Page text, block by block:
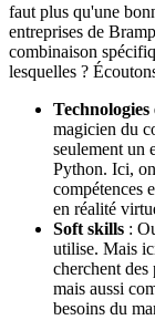
faut plus qu'une
entreprises de
combinaison
lesquelles ?
magicien du
seulement un
Python. Ici,
compétences
en réalité
Soft skills :
utilise. Mais
cherchent des
mais aussi
besoins du